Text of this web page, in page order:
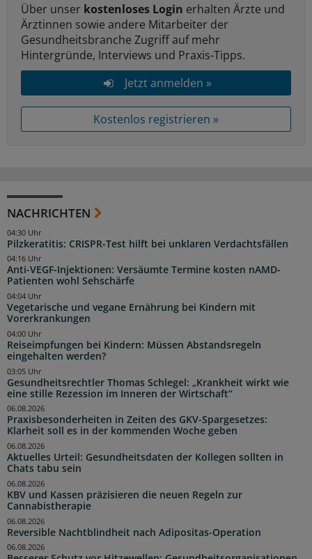
Über unser kostenloses Login erhalten Ärzte und
Ärztinnen sowie andere Mitarbeiter der
Gesundheitsbranche Zugriff auf mehr
Hintergründe, Interviews und Praxis-Tipps.
Jetzt anmelden »
Kostenlos registrieren »
NACHRICHTEN
Pilzkeratitis: CRISPR-Test hilft bei unklaren Verdachtsfällen
04:30 Uhr
Anti-VEGF-Injektionen: Versäumte Termine kosten nAMD-
Patienten wohl Sehschärfe
04:16 Uhr
Vegetarische und vegane Ernährung bei Kindern mit
Vorerkrankungen
04:04 Uhr
Reiseimpfungen bei Kindern: Müssen Abstandsregeln
eingehalten werden?
04:00 Uhr
Gesundheitsrechtler Thomas Schlegel: „Krankheit wirkt wie
eine stille Rezession im Inneren der Wirtschaft“
03:05 Uhr
Praxisbesonderheiten in Zeiten des GKV-Spargesetzes:
Klarheit soll es in der kommenden Woche geben
06.08.2026
Aktuelles Urteil: Gesundheitsdaten der Kollegen sollten in
Chats tabu sein
06.08.2026
KBV und Kassen präzisieren die neuen Regeln zur
Cannabistherapie
06.08.2026
Reversible Nachtblindheit nach Adipositas-Operation
06.08.2026
06.08.2026